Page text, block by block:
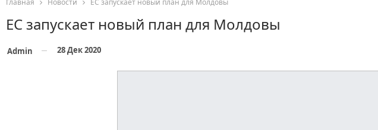
Главная Новости ЕС запускает новый план для Молдовы
ЕС запускает новый план для Молдовы
Admin 28 Дек 2020